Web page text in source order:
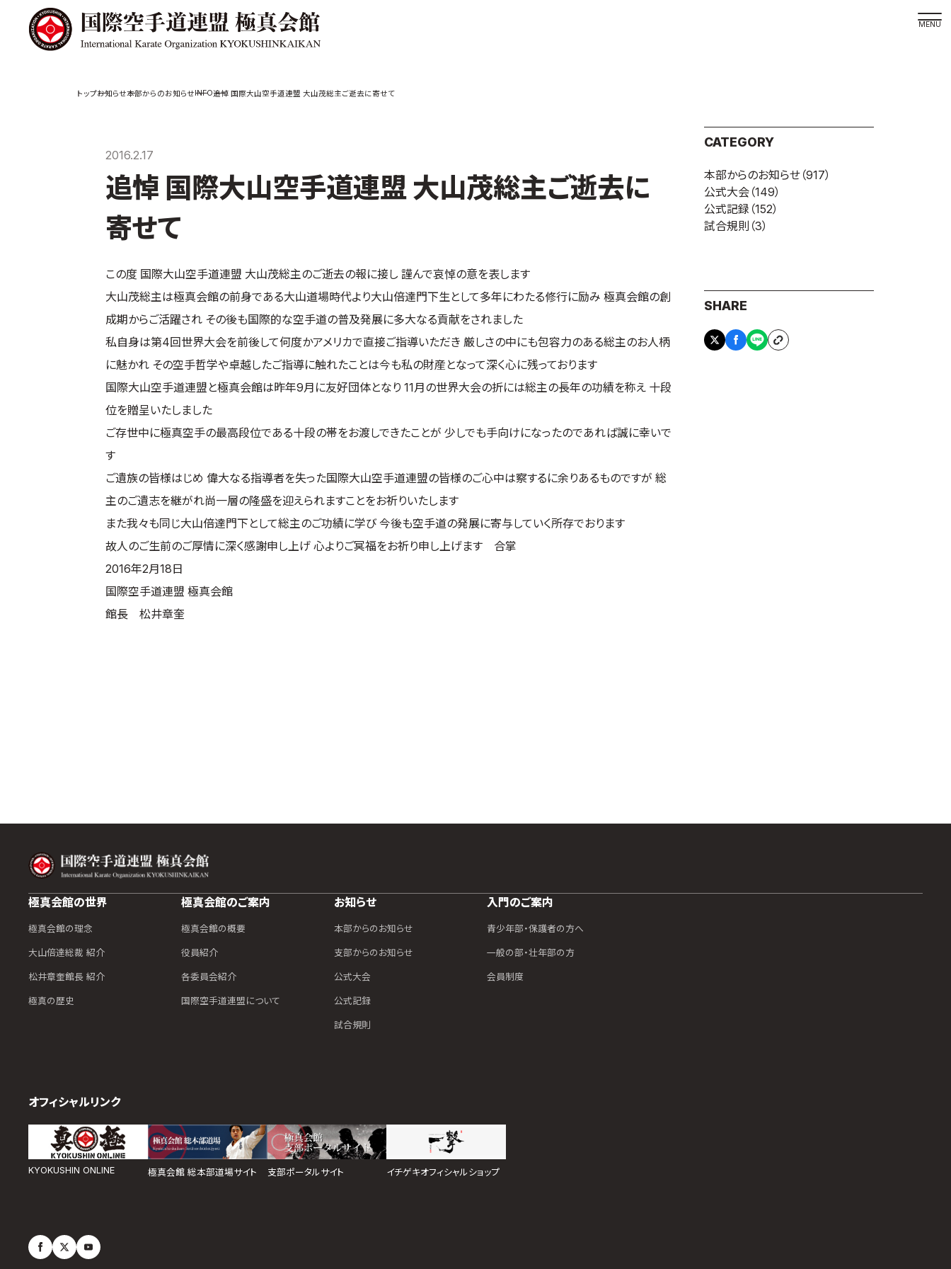
大山倍達総裁 紹
介
松井章奎館長 紹
国際空手道連盟に
ついて
公式記録
試合規則
の方へ
一般の部・壮年部
の方
会員制度
お知らせ本部からのお知らせINFO追悼 国際大山空手道連盟 大山茂総主ご逝去に寄せて
2016.2.17
追悼 国際大山空手道連盟 大山茂総主ご逝去に
寄せて
この度 国際大山空手道連盟 大山茂総主のご逝去の報に接し 謹んで哀悼の意を表します
大山茂総主は極真会館の前身である大山道場時代より大山倍達門下生として多年にわたる修行に励み 極真会館の創
成期からご活躍され その後も国際的な空手道の普及発展に多大なる貢献をされました
私自身は第4回世界大会を前後して何度かアメリカで直接ご指導いただき 厳しさの中にも包容力のある総主のお人柄
に魅かれ その空手哲学や卓越したご指導に触れたことは今も私の財産となって深く心に残っております
国際大山空手道連盟と極真会館は昨年9月に友好団体となり 11月の世界大会の折には総主の長年の功績を称え 十段
位を贈呈いたしました
ご存世中に極真空手の最高段位である十段の帯をお渡しできたことが 少しでも手向けになったのであれば誠に幸いで
す
ご遺族の皆様はじめ 偉大なる指導者を失った国際大山空手道連盟の皆様のご心中は察するに余りあるものですが 総
主のご遺志を継がれ尚一層の隆盛を迎えられますことをお祈りいたします
また我々も同じ大山倍達門下として総主のご功績に学び 今後も空手道の発展に寄与していく所存でおります
故人のご生前のご厚情に深く感謝申し上げ 心よりご冥福をお祈り申し上げます 合掌
2016年2月18日
国際空手道連盟 極真会館
館長 松井章奎
CATEGORY
本部からのお知らせ （917）
公式大会 （149）
公式記録 （152）
試合規則 （3）
SHARE
極真会館の世界
極真会館の理念
大山倍達総裁 紹介
松井章奎館長 紹介
極真の歴史
極真会館のご案内
極真会館の概要
役員紹介
各委員会紹介
国際空手道連盟について
お知らせ
本部からのお知らせ
支部からのお知らせ
公式大会
公式記録
試合規則
入門のご案内
青少年部・保護者の方へ
一般の部・壮年部の方
会員制度
オフィシャルリンク
KYOKUSHIN ONLINE 極真会館 総本部道場サイト 支部ポータルサイト イチゲキオフィシャルショップ